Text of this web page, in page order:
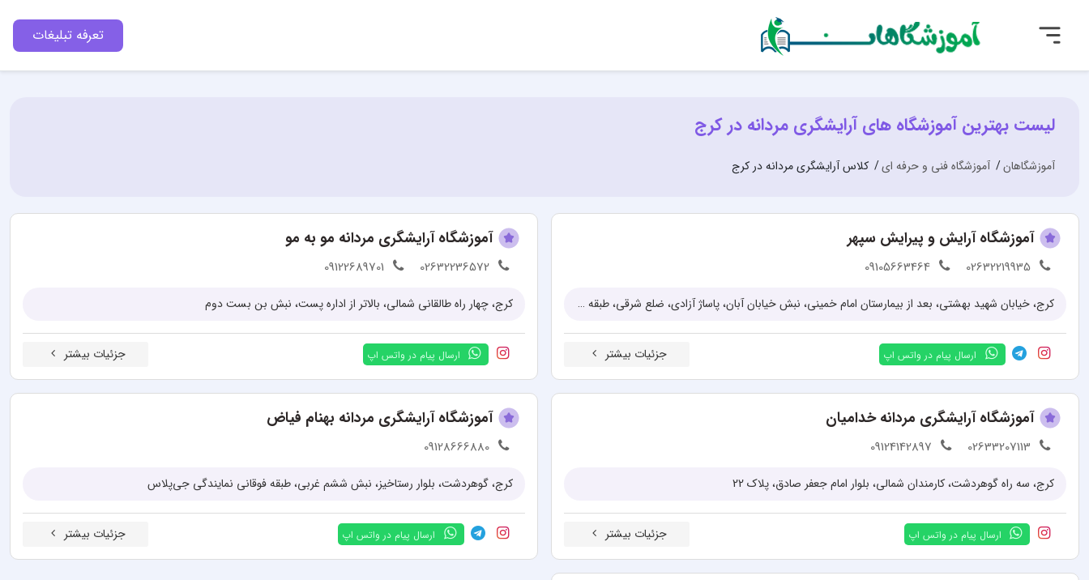
تعرفه تبلیغات
لیست بهترین آموزشگاه های آرایشگری مردانه در کرج
آموزشگاهان آموزشگاه فنی و حرفه ای کلاس آرایشگری مردانه در کرج
آموزشگاه آرایش و پیرایش سپهر
02632219935
09105663464
کرج، خیابان شهید بهشتی، بعد از بیمارستان امام خمینی، نبش خیابان آبان، پاساژ آزادی، ضلع شرقی، طبقه 4، پلاک 213
ارسال پیام در واتس اپ جزئیات بیشتر
آموزشگاه آرایشگری مردانه مو به مو
02632236572
09122689701
کرج، چهار راه طالقانی شمالی، بالاتر از اداره پست، نبش بن بست دوم
ارسال پیام در واتس اپ جزئیات بیشتر
آموزشگاه آرایشگری مردانه خدامیان
02633207113
09124142897
کرج، سه راه گوهردشت، کارمندان شمالی، بلوار امام جعفر صادق، پلاک 22
ارسال پیام در واتس اپ جزئیات بیشتر
آموزشگاه آرایشگری مردانه بهنام فیاض
09128666880
کرج، گوهردشت، بلوار رستاخیز، نبش ششم غربی، طبقه فوقانی نمایندگی جی‌پلاس
ارسال پیام در واتس اپ جزئیات بیشتر